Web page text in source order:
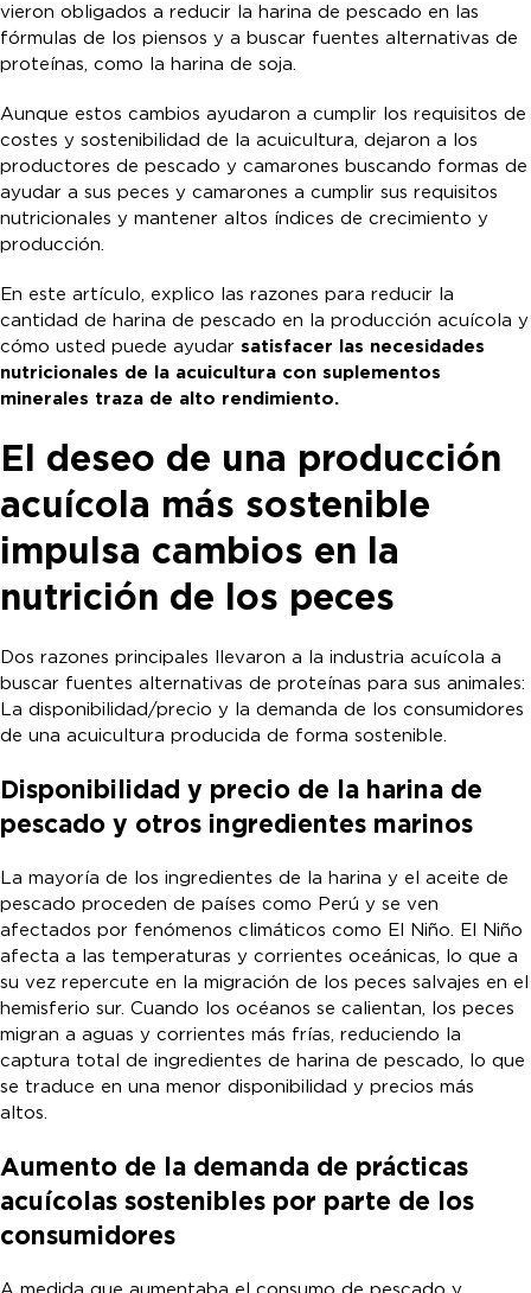
vieron obligados a reducir la harina de pescado en las
fórmulas de los piensos y a buscar fuentes alternativas de
proteínas, como la harina de soja.
Aunque estos cambios ayudaron a cumplir los requisitos de
costes y sostenibilidad de la acuicultura, dejaron a los
productores de pescado y camarones buscando formas de
ayudar a sus peces y camarones a cumplir sus requisitos
nutricionales y mantener altos índices de crecimiento y
producción.
En este artículo, explico las razones para reducir la
cantidad de harina de pescado en la producción acuícola y
cómo usted puede ayudar satisfacer las necesidades
nutricionales de la acuicultura con suplementos
minerales traza de alto rendimiento.
El deseo de una producción
acuícola más sostenible
impulsa cambios en la
nutrición de los peces
Dos razones principales llevaron a la industria acuícola a
buscar fuentes alternativas de proteínas para sus animales:
La disponibilidad/precio y la demanda de los consumidores
de una acuicultura producida de forma sostenible.
Disponibilidad y precio de la harina de
pescado y otros ingredientes marinos
La mayoría de los ingredientes de la harina y el aceite de
pescado proceden de países como Perú y se ven
afectados por fenómenos climáticos como El Niño. El Niño
afecta a las temperaturas y corrientes oceánicas, lo que a
su vez repercute en la migración de los peces salvajes en el
hemisferio sur. Cuando los océanos se calientan, los peces
migran a aguas y corrientes más frías, reduciendo la
captura total de ingredientes de harina de pescado, lo que
se traduce en una menor disponibilidad y precios más
altos.
Aumento de la demanda de prácticas
acuícolas sostenibles por parte de los
consumidores